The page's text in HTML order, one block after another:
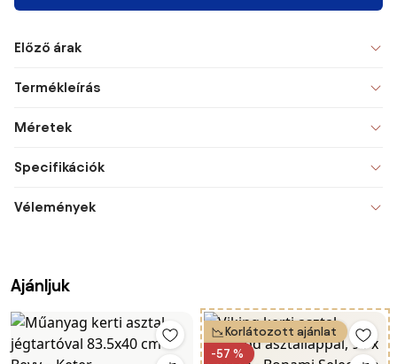
Előző árak
Termékleírás
Méretek
Specifikációk
Vélemények
Ajánljuk
Korlátozott ajánlat
-57 %